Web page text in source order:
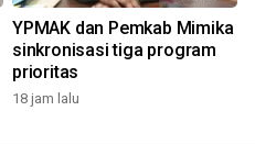
YPMAK dan Pemkab Mimika
sinkronisasi tiga program
prioritas
18 jam lalu